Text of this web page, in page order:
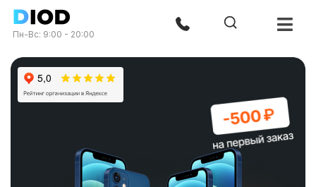
Пн-Вс: 9:00 - 20:00